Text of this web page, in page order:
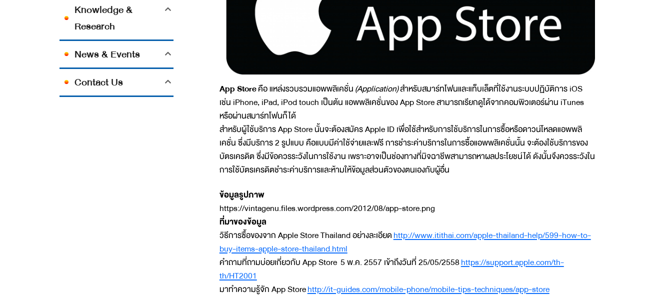
Knowledge &
Research
News & Events
Contact Us
App Storeคือ แหล่งรวบรวมแอพพลิเคชั่น(Application)สำหรับสมาร์ทโฟนและแท็บเล็ตที่ใช้งานระบบปฏิบัติการ iOS
เช่น iPhone, iPad, iPod touch เป็นต้น แอพพลิเคชั่นของ App Store สามารถเรียกดูได้จากคอมพิวเตอร์ผ่าน iTunes
หรือผ่านสมาร์ทโฟนก็ได้
สำหรับผู้ใช้บริการ App Store นั้นจะต้องสมัคร Apple ID เพื่อใช้สำหรับการใช้บริการในการซื้อหรือดาวน์โหลดแอพพลิ
เคชั่น ซึ่งมีบริการ 2 รูปแบบ คือแบบมีค่าใช้จ่ายและฟรี การชำระค่าบริการในการซื้อแอพพลิเคชั่นนั้น จะต้องใช้บริการของ
บัตรเครดิต ซึ่งมีข้อควรระวังในการใช้งาน เพราะอาจเป็นช่องทางที่มิจฉาชีพสามารถหาผลประโยชน์ได้ ดังนั้นจึงควรระวังใน
การใช้บัตรเครดิตชำระค่าบริการและห้ามให้ข้อมูลส่วนตัวของตนเองกับผู้อื่น
ข้อมูลรูปภาพ
https://vintagenu.files.wordpress.com/2012/08/app-store.png
ที่มาของข้อมูล
วิธีการซื้อของจาก Apple Store Thailand อย่างละเอียดhttp://www.itithai.com/apple-thailand-help/599-how-to-
buy-items-apple-store-thailand.html
คำถามที่ถามบ่อยเกี่ยวกับ App Store 5 พ.ค. 2557 เข้าถึงวันที่ 25/05/2558https://support.apple.com/th-
th/HT2001
มาทำความรู้จัก App Storehttp://it-guides.com/mobile-phone/mobile-tips-techniques/app-store